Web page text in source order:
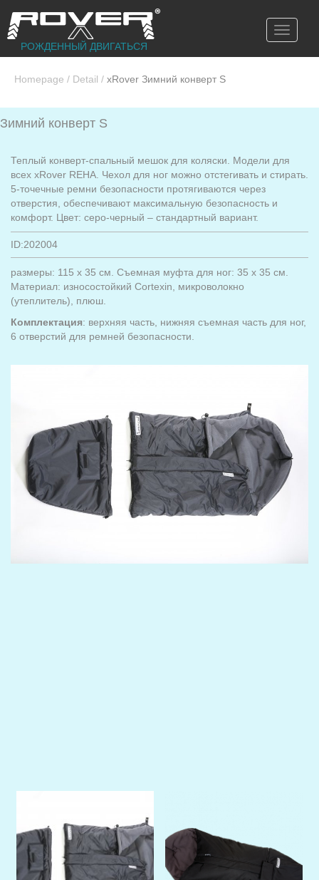
Toggle
РОЖДЕННЫЙ ДВИГАТЬСЯ
Homepage / Detail / xRover Зимний конверт S
Зимний конверт S
Теплый конверт-спальный мешок для коляски. Модели для
всех xRover REHA. Чехол для ног можно отстегивать и стирать.
5-точечные ремни безопасности протягиваются через
отверстия, обеспечивают максимальную безопасность и
комфорт. Цвет: серо-черный – стандартный вариант.
ID:202004
размеры: 115 х 35 см. Съемная муфта для ног: 35 х 35 см.
Материал: износостойкий Cortexin, микроволокно
(утеплитель), плюш.
Комплектация: верхняя часть, нижняя съемная часть для ног,
6 отверстий для ремней безопасности.
Previous